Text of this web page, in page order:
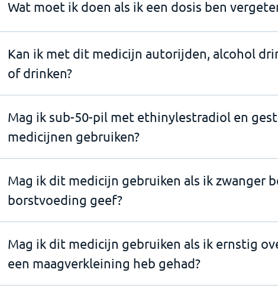
Wat moet ik doen als ik een dosis ben
Kan ik met dit medicijn autorijden, alcohol
of drinken?
Mag ik sub-50-pil met ethinylestradiol en
medicijnen gebruiken?
Mag ik dit medicijn gebruiken als ik zwanger
borstvoeding geef?
Mag ik dit medicijn gebruiken als ik ernstig
een maagverkleining heb gehad?